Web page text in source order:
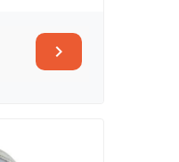
chevron_right